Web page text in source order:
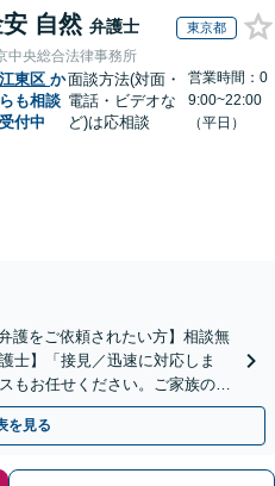
自然 弁護士 東京都
中央総合法律事務所
江東区 か
らも相談
受付中
面談方法(対面・
電話・ビデオな
ど)は応相談
営業時間：0
9:00~22:00
（平日）
護をご依頼されたい方】相談無
士】「接見／迅速に対応しま
もお任せください。ご家族の心
を見る